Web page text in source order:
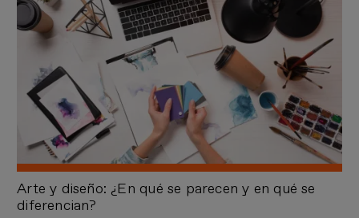
Arte y diseño: ¿En qué se parecen y en qué se
diferencian?